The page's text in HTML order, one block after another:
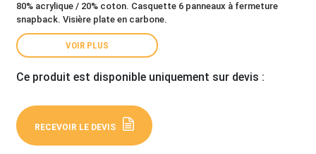
80% acrylique / 20% coton. Casquette 6 panneaux à fermeture
snapback. Visière plate en carbone.
VOIR PLUS
Ce produit est disponible uniquement sur devis :
RECEVOIR LE DEVIS